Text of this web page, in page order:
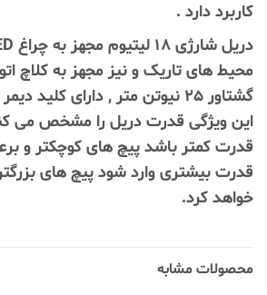
کاربرد دارد .
محیط های تاریک و نیز مجهز به کلاچ
گشتاور ۲۵ نیوتن متر , دارای کلید
این ویژگی قدرت دریل را مشخص می
قدرت کمتر باشد پیچ های کوچکتر و
قدرت بیشتری وارد شود پیچ های
خواهد کرد.
محصولات مشابه